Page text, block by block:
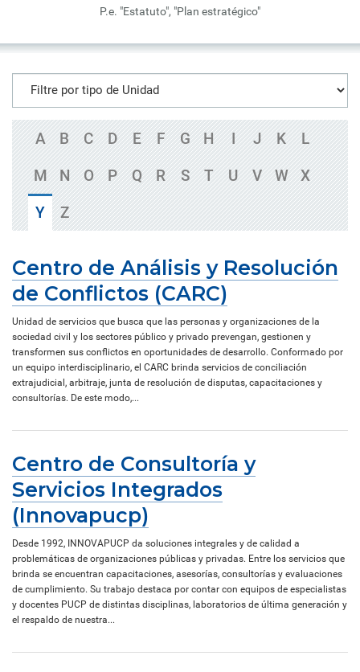
P.e. "Estatuto", "Plan estratégico"
A B C D E F G H I J K
L
M
N O P Q R S T U V W
X
Y
Z
Centro de Análisis y Resolución
de Conflictos (CARC)
Unidad de servicios que busca que las personas y organizaciones de la
sociedad civil y los sectores público y privado prevengan, gestionen y
transformen sus conflictos en oportunidades de desarrollo. Conformado por
un equipo interdisciplinario, el CARC brinda servicios de conciliación
extrajudicial, arbitraje, junta de resolución de disputas, capacitaciones y
consultorías. De este modo,...
Centro de Consultoría y
Servicios Integrados
(Innovapucp)
Desde 1992, INNOVAPUCP da soluciones integrales y de calidad a
problemáticas de organizaciones públicas y privadas. Entre los servicios que
brinda se encuentran capacitaciones, asesorías, consultorías y evaluaciones
de cumplimiento. Su trabajo destaca por contar con equipos de especialistas
y docentes PUCP de distintas disciplinas, laboratorios de última generación y
el respaldo de nuestra...